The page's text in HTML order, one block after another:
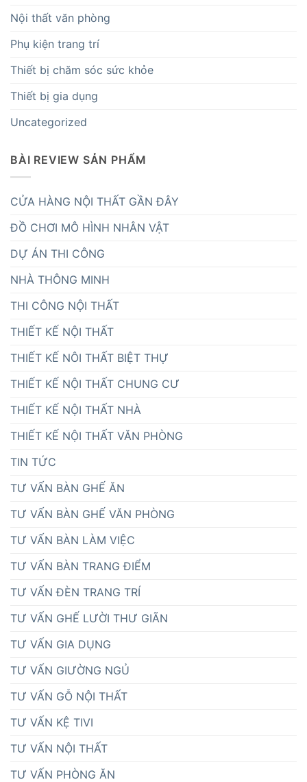
Nội thất văn phòng
Phụ kiện trang trí
Thiết bị chăm sóc sức khỏe
Thiết bị gia dụng
Uncategorized
BÀI REVIEW SẢN PHẨM
CỬA HÀNG NỘI THẤT GẦN ĐÂY
ĐỒ CHƠI MÔ HÌNH NHÂN VẬT
DỰ ÁN THI CÔNG
NHÀ THÔNG MINH
THI CÔNG NỘI THẤT
THIẾT KẾ NỘI THẤT
THIẾT KẾ NÔI THẤT BIỆT THỰ
THIẾT KẾ NỘI THẤT CHUNG CƯ
THIẾT KẾ NỘI THẤT NHÀ
THIẾT KẾ NỘI THẤT VĂN PHÒNG
TIN TỨC
TƯ VẤN BÀN GHẾ ĂN
TƯ VẤN BÀN GHẾ VĂN PHÒNG
TƯ VẤN BÀN LÀM VIỆC
TƯ VẤN BÀN TRANG ĐIỂM
TƯ VẤN ĐÈN TRANG TRÍ
TƯ VẤN GHẾ LƯỜI THƯ GIÃN
TƯ VẤN GIA DỤNG
TƯ VẤN GIƯỜNG NGỦ
TƯ VẤN GỖ NỘI THẤT
TƯ VẤN KỆ TIVI
TƯ VẤN NỘI THẤT
TƯ VẤN PHÒNG ĂN